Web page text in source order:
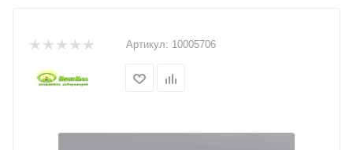
Артикул: 10005706